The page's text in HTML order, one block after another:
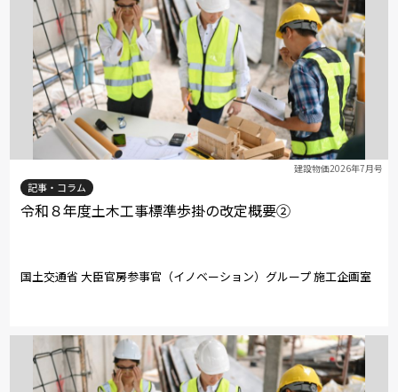
建設物価2026年7月号
記事・コラム
令和８年度土木工事標準歩掛の改定概要②
国土交通省 大臣官房参事官（イノベーション）グループ 施工企画室